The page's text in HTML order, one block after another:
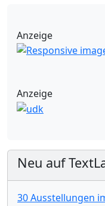
Anzeige
Anzeige
Neu auf
30 Ausstellungen